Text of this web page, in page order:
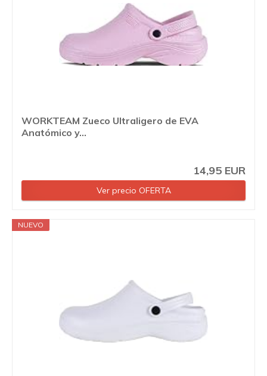
WORKTEAM Zueco Ultraligero de EVA
Anatómico y...
14,95 EUR
Ver precio OFERTA
NUEVO